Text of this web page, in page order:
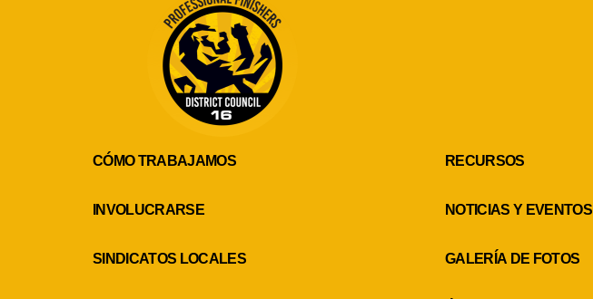
CÓMO TRABAJAMOS
INVOLUCRARSE
SINDICATOS LOCALES
RECURSOS
NOTICIAS Y EVENTOS
GALERÍA DE FOTOS